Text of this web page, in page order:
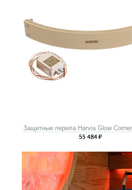
Защитные перила Harvia Glow Corner
55 484₽